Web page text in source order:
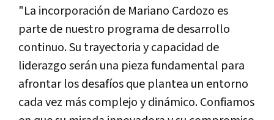
"La incorporación de Mariano Cardozo es
parte de nuestro programa de desarrollo
continuo. Su trayectoria y capacidad de
liderazgo serán una pieza fundamental para
afrontar los desafíos que plantea un entorno
cada vez más complejo y dinámico. Confiamos